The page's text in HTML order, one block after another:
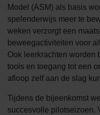
Model (ASM) als basis
spelenderwijs meer te
weken verzorgt een
beweegactiviteiten voor
Ook leerkrachten worden
tools en toegang tot een
afloop zelf aan de slag
Tijdens de bijeenkomst
succesvolle pilotseizoen.